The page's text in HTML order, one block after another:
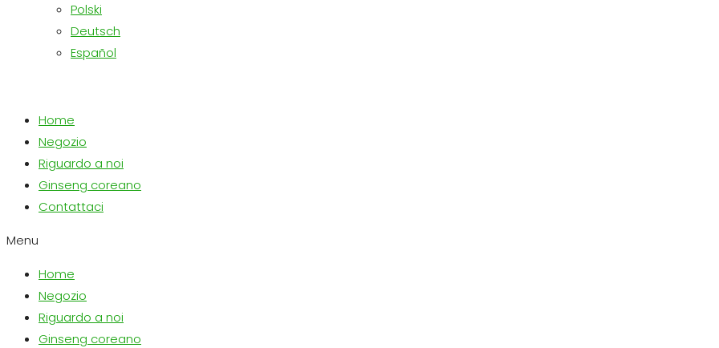
Polski
Deutsch
Español
Home
Negozio
Riguardo a noi
Ginseng coreano
Contattaci
Menu
Home
Negozio
Riguardo a noi
Ginseng coreano